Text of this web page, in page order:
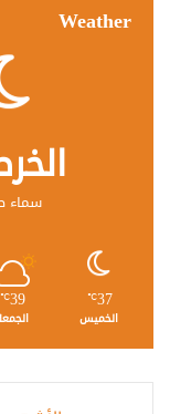
Weather
سماء
37
℃
الخميس
39
℃